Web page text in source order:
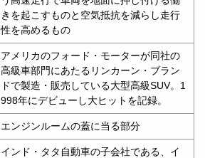
きを起こすものと空気抵抗を減らし走行
性を高めるもの
アメリカのフォード・モーターが同社の
高級車部門にあたるリンカーン・ブラン
ドで製造・販売している大型高級SUV。1
998年にデビューし大ヒットを記録。
エンジンルームの蓋に当る部分
インド・タタ自動車の子会社である、イ